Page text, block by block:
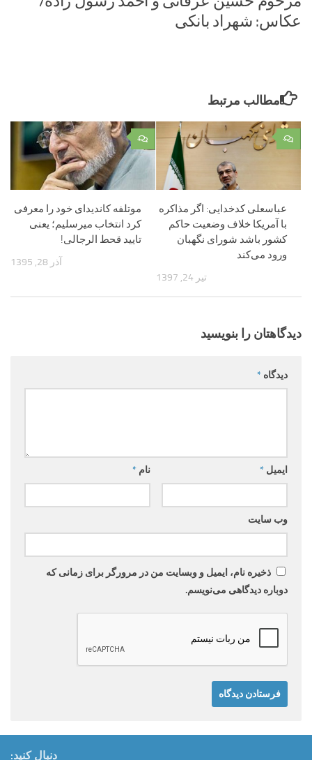
عکاس: شهراد بانکی
مطالب مرتبط
۰
موتلفه کاندیدای خود را معرفی
کرد انتخاب میرسلیم؛ یعنی
تایید قحط الرجالی!
آذر 28, 1395
۰
عباسعلی کدخدایی: اگر مذاکره
با آمریکا خلاف وضعیت حاکم
کشور باشد شورای نگهبان
ورود می‌کند
تیر 24, 1397
دیدگاهتان را بنویسید
دیدگاه *
نام * ایمیل *
وب‌ سایت
ذخیره نام، ایمیل و وبسایت من در مرورگر برای زمانی که
دوباره دیدگاهی می‌نویسم.
دنبال کنید: